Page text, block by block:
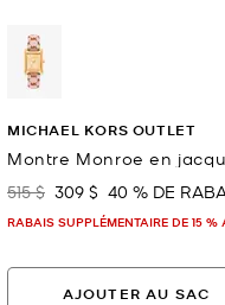
MICHAEL KORS OUTLET
Montre Monroe en
était
515 $ maintenant
309 $ 40 % DE
RABAIS SUPPLÉMENTAIRE DE 15 %
AJOUTER AU SAC